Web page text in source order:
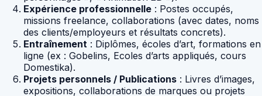
Expérience professionnelle : Postes occupés,
missions freelance, collaborations (avec dates, noms
des clients/employeurs et résultats concrets).
Entraînement : Diplômes, écoles d’art, formations en
ligne (ex : Gobelins, Ecoles d’arts appliqués, cours
Domestika).
Projets personnels / Publications : Livres d’images,
expositions, collaborations de marques ou projets